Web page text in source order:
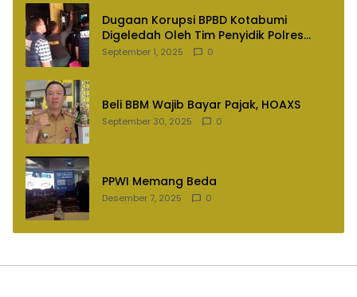
Dugaan Korupsi BPBD Kotabumi
Digeledah Oleh Tim Penyidik Polres
Lampung Utara
September 1, 2025 0
Beli BBM Wajib Bayar Pajak, HOAXS
September 30, 2025 0
PPWI Memang Beda
Desember 7, 2025 0